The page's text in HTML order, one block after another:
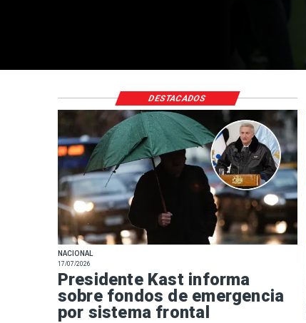
NACIONAL
17/07/2026
Presidente Kast informa
sobre fondos de emergencia
por sistema frontal
DESTACADOS